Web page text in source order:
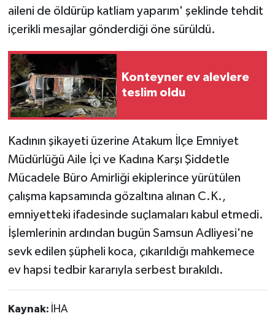
aileni de öldürüp katliam yaparım' şeklinde tehdit
içerikli mesajlar gönderdiği öne sürüldü.
Konteyner ev alevlere
teslim oldu
Kadının şikayeti üzerine Atakum İlçe Emniyet
Müdürlüğü Aile İçi ve Kadına Karşı Şiddetle
Mücadele Büro Amirliği ekiplerince yürütülen
çalışma kapsamında gözaltına alınan C.K.,
emniyetteki ifadesinde suçlamaları kabul etmedi.
İşlemlerinin ardından bugün Samsun Adliyesi'ne
sevk edilen şüpheli koca, çıkarıldığı mahkemece
ev hapsi tedbir kararıyla serbest bırakıldı.
Kaynak: İHA